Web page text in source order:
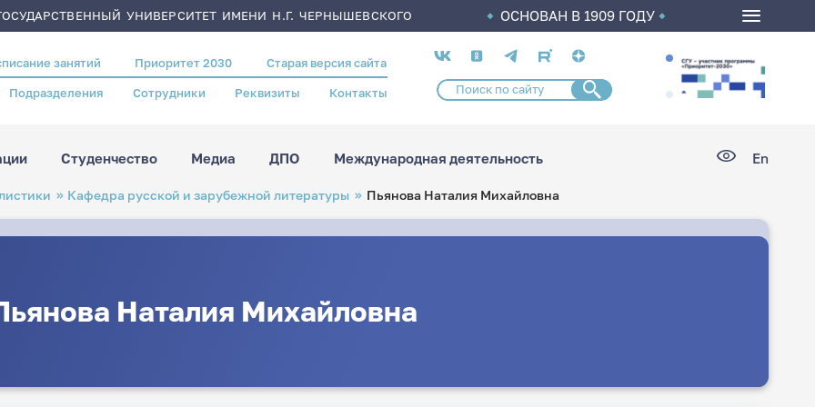
УНИВЕРСИТЕТ ИМЕНИ Н.Г. ЧЕРНЫШЕВСКОГО ОСНОВАН В 1909 ГОДУ
занятий Приоритет 2030 Старая версия сайта
Подразделения Сотрудники Реквизиты Контакты
Социальные
сети
Студенчество Медиа ДПО Международная деятельность En
Кафедра русской и зарубежной литературы Пьянова Наталия Михайловна
Наталия Михайловна